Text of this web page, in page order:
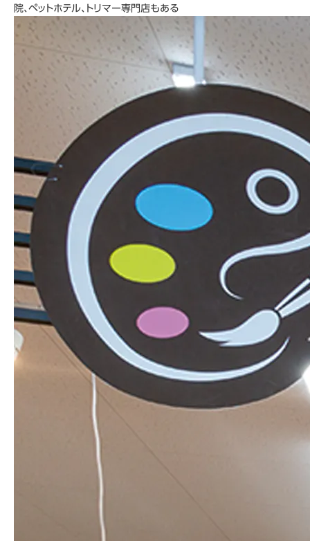
院、ペットホテル、トリマー専門店もある